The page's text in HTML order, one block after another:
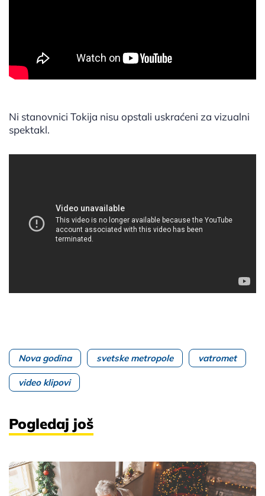
Ni stanovnici Tokija nisu opstali uskraćeni za vizualni
spektakl.
Nova godina svetske metropole vatromet
video klipovi
Pogledaj još